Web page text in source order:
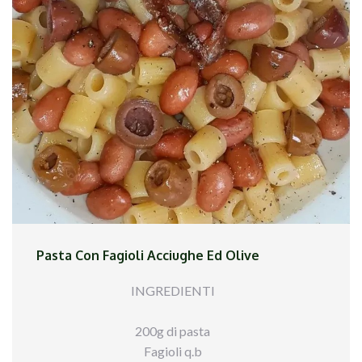
il tutto. Ho cotto la pasta al dente ed ho
completato la cottura nel condimento. Ho
impiattato ed aggiunto una spolverata di pepe.
Pasta Con Fagioli Acciughe Ed Olive
INGREDIENTI
200g di pasta
Fagioli q.b